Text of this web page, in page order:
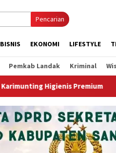
Pencarian
BISNIS EKONOMI LIFESTYLE
Pemkab Landak Kriminal
Wagub Krisantus